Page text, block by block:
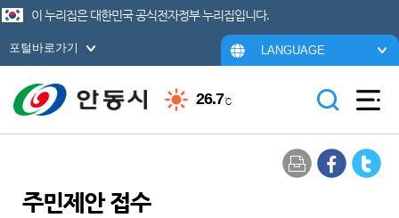
이 누리집은 대한민국 공식전자정부 누리집입니다.
포털바로가기 LANGUAGE
26.7℃
주민제안 접수